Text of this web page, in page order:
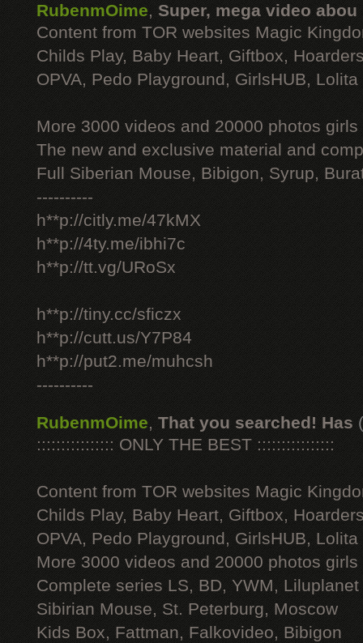
RubenmOime, Super, mega video abou
Content from TOR websites Magic
Childs Play, Baby Heart, Giftbox,
OPVA, Pedo Playground, GirlsHUB, Lolita
More 3000 videos and 20000 photos
The new and exclusive material and
Full Siberian Mouse, Bibigon, Syrup,
----------
h**p://citly.me/47kMX
h**p://4ty.me/ibhi7c
h**p://tt.vg/URoSx
h**p://tiny.cc/sficzx
h**p://cutt.us/Y7P84
h**p://put2.me/muhcsh
----------
RubenmOime, That you searched! Has
:::::::::::::::: ONLY THE BEST ::::::::::::::::
Content from TOR websites Magic
Childs Play, Baby Heart, Giftbox,
OPVA, Pedo Playground, GirlsHUB, Lolita
More 3000 videos and 20000 photos
Complete series LS, BD, YWM, Liluplanet
Sibirian Mouse, St. Peterburg, Moscow
Kids Box, Fattman, Falkovideo, Bibigon